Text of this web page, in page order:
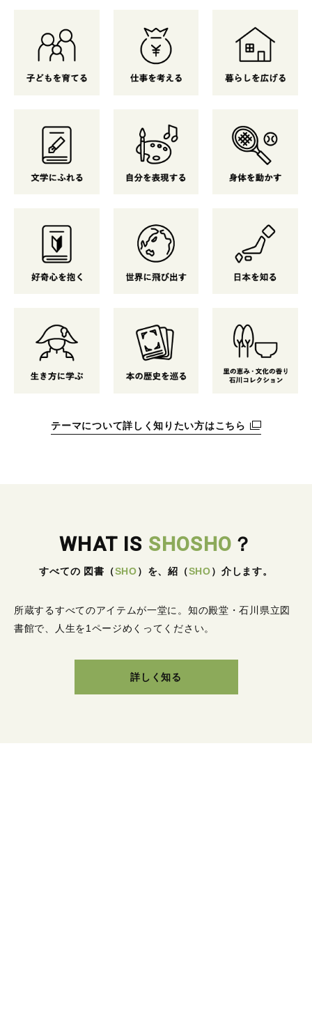
テーマについて詳しく知りたい方はこちら
WHAT IS SHOSHO ？
すべての 図書 （SHO） を、紹 （SHO） 介します。
所蔵するすべてのアイテムが一堂に。 知の殿堂・石川県立図
書館で、人生を1ページめくってください。
詳しく知る